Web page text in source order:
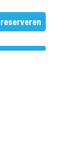
reserveren